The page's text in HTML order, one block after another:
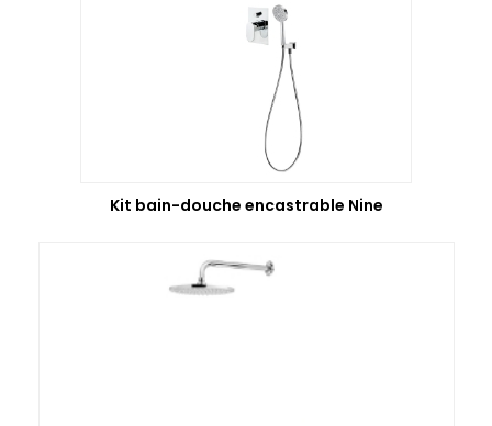
Kit bain-douche encastrable Nine